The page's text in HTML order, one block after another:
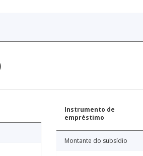
Instrumento de
empréstimo
Montante do subsídio